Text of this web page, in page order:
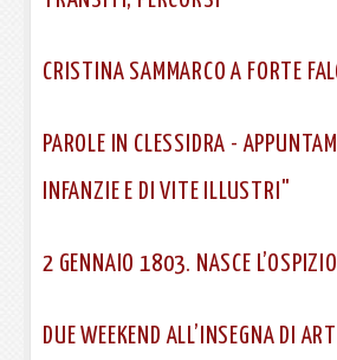
CRISTINA SAMMARCO A FORTE
PAROLE IN CLESSIDRA -
INFANZIE E DI VITE ILLUSTRI"
2 GENNAIO 1803. NASCE
DUE WEEKEND ALL’INSEGNA DI